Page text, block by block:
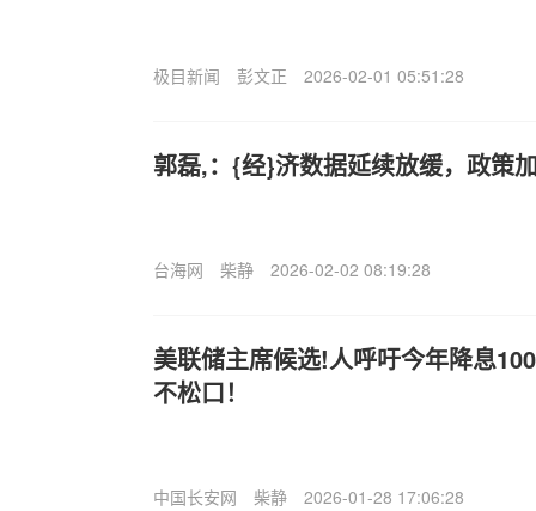
极目新闻 彭文正 2026-02-01 05:51:28
郭磊,：{经}济数据延续放缓，政策
台海网 柴静 2026-02-02 08:19:28
美联储主席候选!人呼吁今年降息
不松口！
中国长安网 柴静 2026-01-28 17:06:28